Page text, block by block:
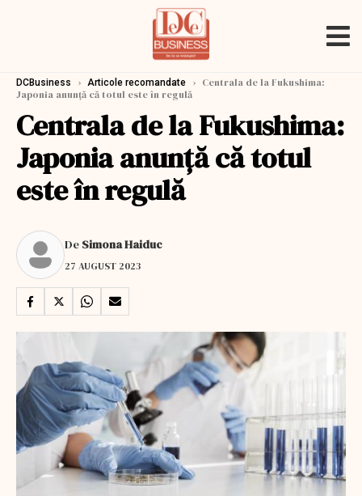
DCBusiness › Articole recomandate › Centrala de la Fukushima:
Japonia anunță că totul este în regulă
Centrala de la Fukushima:
Japonia anunță că totul
este în regulă
De Simona Haiduc
27 AUGUST 2023